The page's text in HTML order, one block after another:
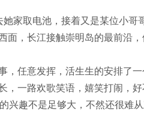
家取电池，接着又是某位小哥
面，长江接触崇明岛的最前沿
，任意发挥，活生生的安排了
一路欢歌笑语，嬉笑打闹，好
兴趣不是足够大，不然还很难